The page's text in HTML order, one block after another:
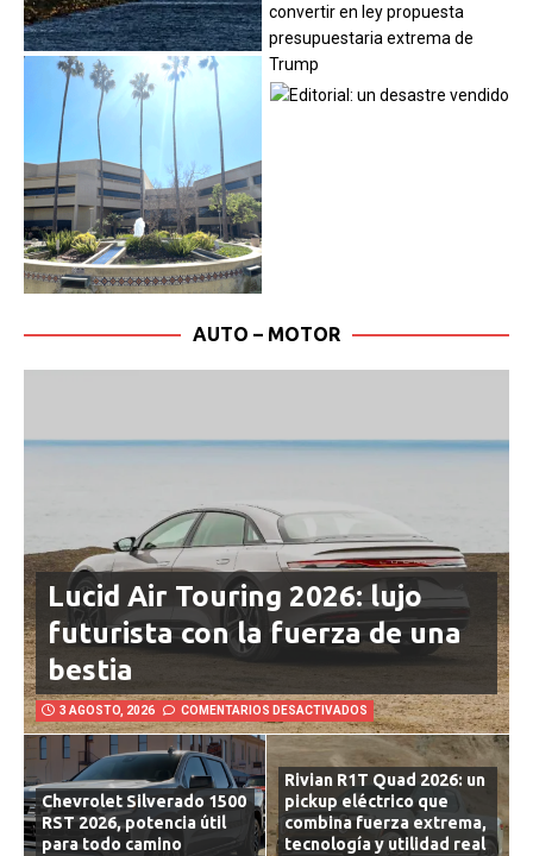
AUTO – MOTOR
Lucid Air Touring 2026: lujo
futurista con la fuerza de una
bestia
3 AGOSTO, 2026 COMENTARIOS DESACTIVADOS
Chevrolet Silverado 1500
RST 2026, potencia útil
para todo camino
Rivian R1T Quad 2026: un
pickup eléctrico que
combina fuerza extrema,
tecnología y utilidad real